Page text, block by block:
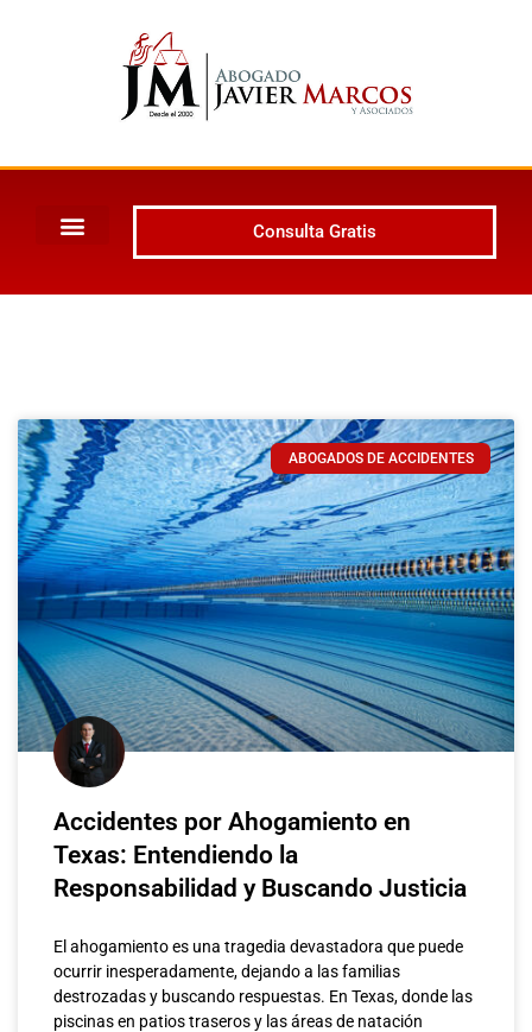
Consulta Gratis
ABOGADOS DE ACCIDENTES
Accidentes por Ahogamiento en
Texas: Entendiendo la
Responsabilidad y Buscando Justicia
El ahogamiento es una tragedia devastadora que puede
ocurrir inesperadamente, dejando a las familias
destrozadas y buscando respuestas. En Texas, donde las
piscinas en patios traseros y las áreas de natación